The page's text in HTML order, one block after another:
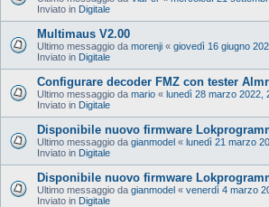
Inviato in Digitale
Multimaus V2.00
Ultimo messaggio da morenji « giovedì 16 giugno
Inviato in Digitale
Configurare decoder FMZ con tester
Ultimo messaggio da mario « lunedì 28 marzo 2022,
Inviato in Digitale
Disponibile nuovo firmware
Ultimo messaggio da gianmodel « lunedì 21 marzo
Inviato in Digitale
Disponibile nuovo firmware
Ultimo messaggio da gianmodel « venerdì 4 marzo
Inviato in Digitale